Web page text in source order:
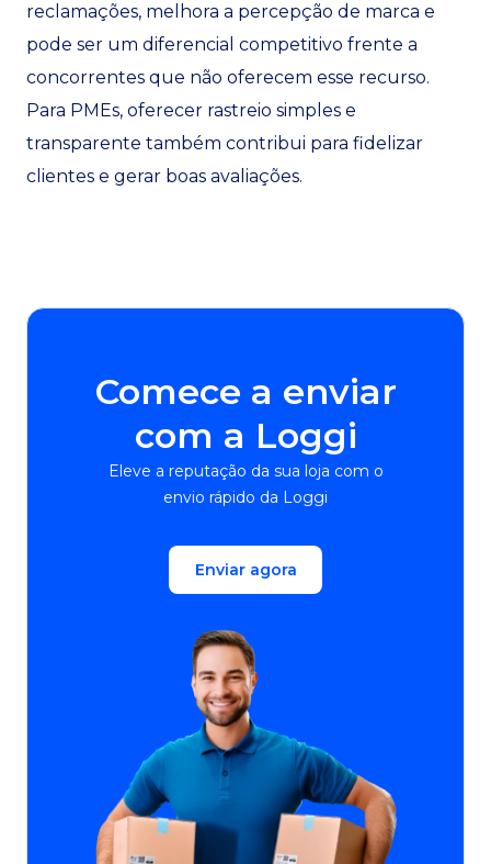
reclamações, melhora a percepção de marca e
pode ser um diferencial competitivo frente a
concorrentes que não oferecem esse recurso.
Para PMEs, oferecer rastreio simples e
transparente também contribui para fidelizar
clientes e gerar boas avaliações.
Comece a enviar
com a Loggi
Eleve a reputação da sua loja com o
envio rápido da Loggi
Enviar agora